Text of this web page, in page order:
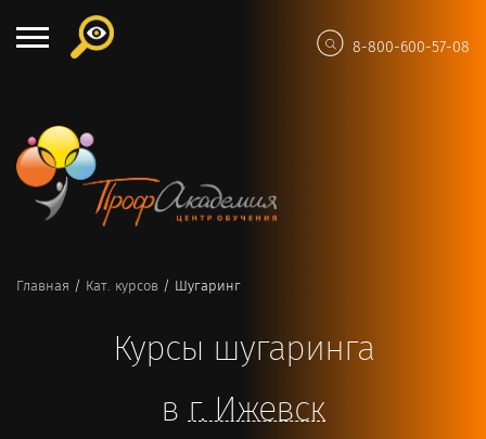
8-800-600-57-08
Главная / Кат. курсов / Шугаринг
Курсы шугаринга
вг.Ижевск